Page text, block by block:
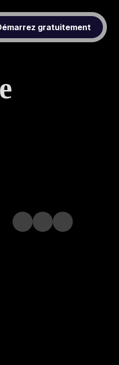
gratuitement